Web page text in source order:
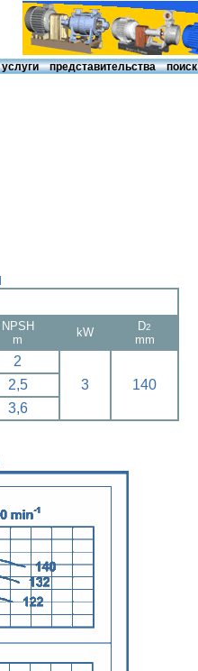
услуги представительства поиск
NPSH
m
kW D2
mm
2
3
140
2,5
3,6